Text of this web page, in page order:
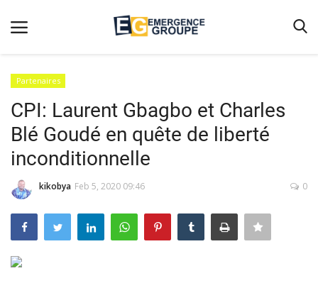
Accueil
Contact
Emergence
Galerie
Terms & Conditions
Nos Publications
Magazine
Partenaires
CPI: Laurent Gbagbo et Charles
Blé Goudé en quête de liberté
inconditionnelle
kikobya Feb 5, 2020 09:46 0